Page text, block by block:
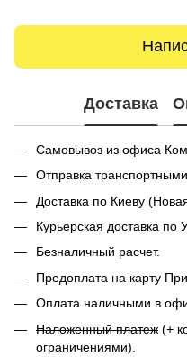
Доставка
Самовывоз из офиса
Отправка
Доставка по Киеву
Курьерская доставка по
Безналичный расчет.
Предоплата на карту
Оплата наличными в
Наложенный платеж (+
ограничениями).